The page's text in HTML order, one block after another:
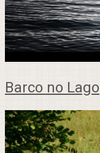
Barco no Lago